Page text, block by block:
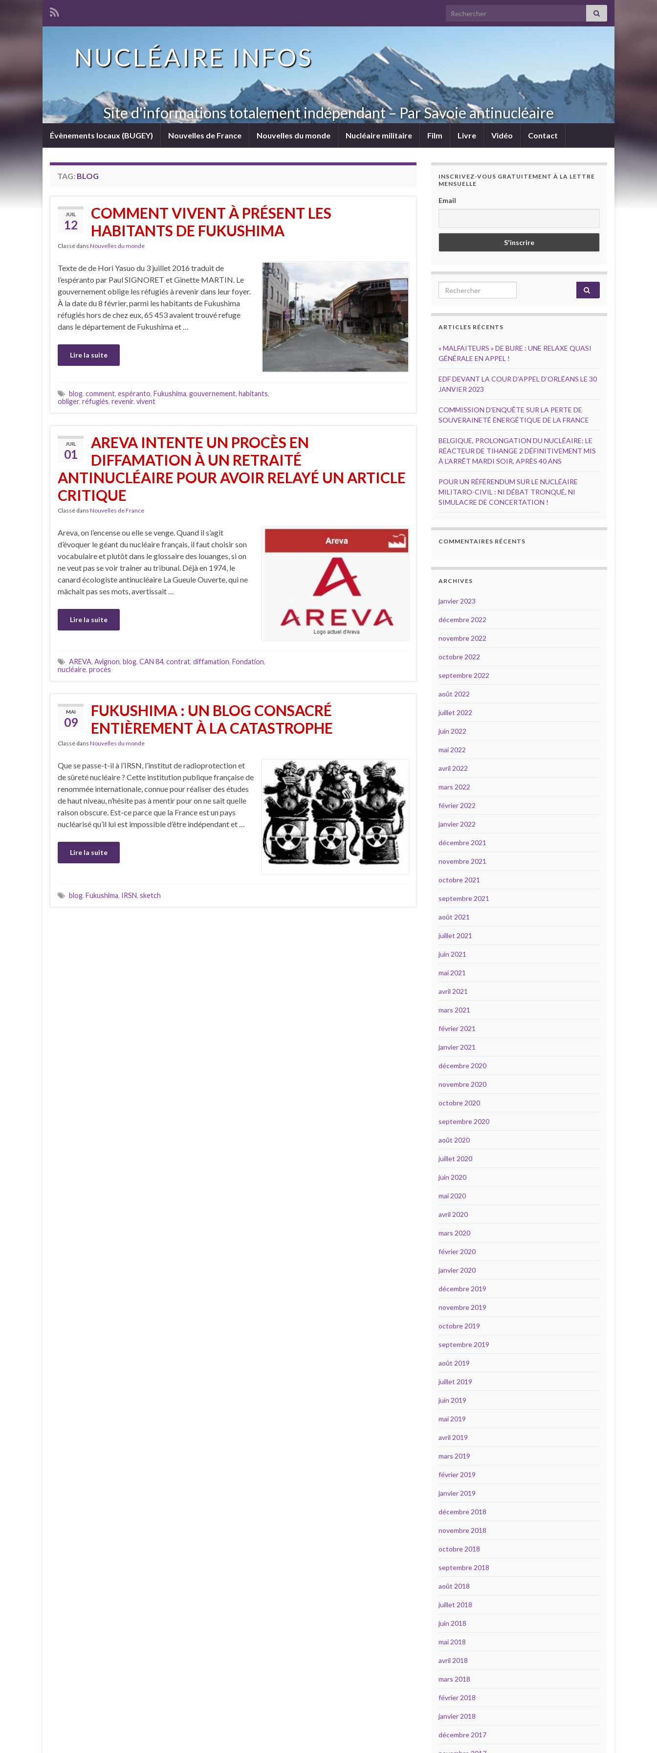
Search for:
NUCLÉAIRE INFOS
Site d'informations totalement indépendant – Par Savoie antinucléaire
Évènements locaux (BUGEY) Nouvelles de France Nouvelles du monde Nucléaire militaire Film Livre Vidéo Contact
TAG: BLOG
JUIL
12
COMMENT VIVENT À PRÉSENT LES
HABITANTS DE FUKUSHIMA
Classé dans Nouvelles du monde
Texte de de Hori Yasuo du 3 juillet 2016 traduit de
l’espéranto par Paul SIGNORET et Ginette MARTIN. Le
gouvernement oblige les réfugiés à revenir dans leur foyer.
À la date du 8 février, parmi les habitants de Fukushima
réfugiés hors de chez eux, 65 453 avaient trouvé refuge
dans le département de Fukushima et …
Lire la suite
blog, comment, espéranto, Fukushima, gouvernement, habitants,
obliger, réfugiés, revenir, vivent
JUIL
01
AREVA INTENTE UN PROCÈS EN
DIFFAMATION À UN RETRAITÉ
ANTINUCLÉAIRE POUR AVOIR RELAYÉ UN ARTICLE
CRITIQUE
Classé dans Nouvelles de France
Areva, on l’encense ou elle se venge. Quand il s’agit
d’évoquer le géant du nucléaire français, il faut choisir son
vocabulaire et plutôt dans le glossaire des louanges, si on
ne veut pas se voir traîner au tribunal. Déjà en 1974, le
canard écologiste antinucléaire La Gueule Ouverte, qui ne
mâchait pas ses mots, avertissait …
Lire la suite
AREVA, Avignon, blog, CAN 84, contrat, diffamation, Fondation,
nucléaire, procès
MAI
09
FUKUSHIMA : UN BLOG CONSACRÉ
ENTIÈREMENT À LA CATASTROPHE
Classé dans Nouvelles du monde
Que se passe-t-il à l’IRSN, l’institut de radioprotection et
de sûreté nucléaire ? Cette institution publique française de
renommée internationale, connue pour réaliser des études
de haut niveau, n’hésite pas à mentir pour on ne sait quelle
raison obscure. Est-ce parce que la France est un pays
nucléarisé qu’il lui est impossible d’être indépendant et …
Lire la suite
blog, Fukushima, IRSN, sketch
INSCRIVEZ-VOUS GRATUITEMENT À LA LETTRE
MENSUELLE
Email
Search for:
ARTICLES RÉCENTS
« MALFAITEURS » DE BURE : UNE RELAXE QUASI
GÉNÉRALE EN APPEL !
EDF DEVANT LA COUR D’APPEL D’ORLÉANS LE 30
JANVIER 2023
COMMISSION D’ENQUÊTE SUR LA PERTE DE
SOUVERAINETÉ ÉNERGÉTIQUE DE LA FRANCE
BELGIQUE, PROLONGATION DU NUCLÉAIRE: LE
RÉACTEUR DE TIHANGE 2 DÉFINITIVEMENT MIS
À L’ARRÊT MARDI SOIR, APRÈS 40 ANS
POUR UN RÉFÉRENDUM SUR LE NUCLÉAIRE
MILITARO-CIVIL : NI DÉBAT TRONQUÉ, NI
SIMULACRE DE CONCERTATION !
COMMENTAIRES RÉCENTS
ARCHIVES
janvier 2023
décembre 2022
novembre 2022
octobre 2022
septembre 2022
août 2022
juillet 2022
juin 2022
mai 2022
avril 2022
mars 2022
février 2022
janvier 2022
décembre 2021
novembre 2021
octobre 2021
septembre 2021
août 2021
juillet 2021
juin 2021
mai 2021
avril 2021
mars 2021
février 2021
janvier 2021
décembre 2020
novembre 2020
octobre 2020
septembre 2020
août 2020
juillet 2020
juin 2020
mai 2020
avril 2020
mars 2020
février 2020
janvier 2020
décembre 2019
novembre 2019
octobre 2019
septembre 2019
août 2019
juillet 2019
juin 2019
mai 2019
avril 2019
mars 2019
février 2019
janvier 2019
décembre 2018
novembre 2018
octobre 2018
septembre 2018
août 2018
juillet 2018
juin 2018
mai 2018
avril 2018
mars 2018
février 2018
janvier 2018
décembre 2017